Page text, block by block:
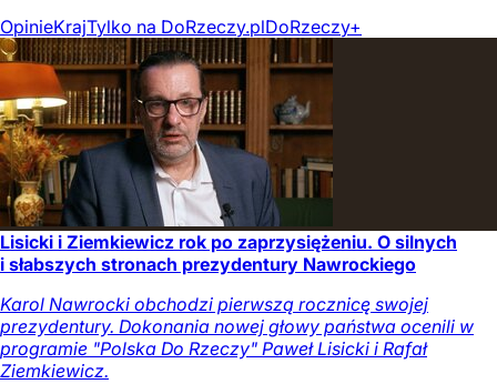
OpinieKrajTylko na DoRzeczy.plDoRzeczy+
Lisicki i Ziemkiewicz rok po zaprzysiężeniu. O silnych
i słabszych stronach prezydentury Nawrockiego
Karol Nawrocki obchodzi pierwszą rocznicę swojej
prezydentury. Dokonania nowej głowy państwa ocenili w
programie "Polska Do Rzeczy" Paweł Lisicki i Rafał
Ziemkiewicz.